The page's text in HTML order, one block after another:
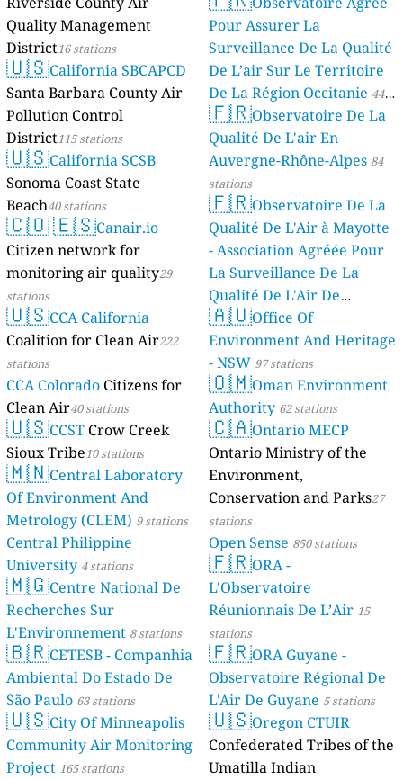
Quality Management
District16 stations
🇺🇸California SBCAPCD
Santa Barbara County Air
Pollution Control
District115 stations
🇺🇸California SCSB
Sonoma Coast State
Beach40 stations
🇨🇴🇪🇸Canair.io
Citizen network for
monitoring air quality29
stations
🇺🇸CCA California
Coalition for Clean Air222
stations
CCA Colorado Citizens for
Clean Air40 stations
🇺🇸CCST Crow Creek
Sioux Tribe10 stations
🇲🇳Central Laboratory
Of Environment And
Metrology (CLEM) 9 stations
Central Philippine
University 4 stations
🇲🇬Centre National De
Recherches Sur
L'Environnement 8 stations
🇧🇷CETESB - Companhia
Ambiental Do Estado De
São Paulo 63 stations
🇺🇸City Of Minneapolis
Community Air Monitoring
Project 165 stations
Pour Assurer La
Surveillance De La Qualité
De L’air Sur Le Territoire
De La Région Occitanie 44
stations
🇫🇷Observatoire De La
Qualité De L'air En
Auvergne-Rhône-Alpes 84
stations
🇫🇷Observatoire De La
Qualité De L'Air à Mayotte
- Association Agréée Pour
La Surveillance De La
Qualité De L'Air De
Mayotte 4 stations
🇦🇺Office Of
Environment And Heritage
- NSW 97 stations
🇴🇲Oman Environment
Authority 62 stations
🇨🇦Ontario MECP
Ontario Ministry of the
Environment,
Conservation and Parks27
stations
Open Sense 850 stations
🇫🇷ORA -
L'Observatoire
Réunionnais De L’Air 15
stations
🇫🇷ORA Guyane -
Observatoire Régional De
L'Air De Guyane 5 stations
🇺🇸Oregon CTUIR
Confederated Tribes of the
Umatilla Indian